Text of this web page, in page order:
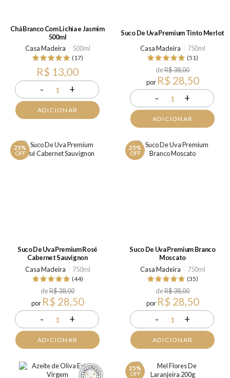
Chá Branco Com Lichia e Jasmim
500ml
Casa Madeira
500ml
(17)
R$ 13,00
- 1 +
ADICIONAR
Suco De Uva Premium Tinto Merlot
Casa Madeira
750ml
(51)
deR$ 38,00
por R$ 28,50
- 1 +
ADICIONAR
25%
OFF
Suco De Uva Premium Rosé
Cabernet Sauvignon
Casa Madeira
750ml
(44)
deR$ 38,00
por R$ 28,50
- 1 +
ADICIONAR
25%
OFF
Suco De Uva Premium Branco
Moscato
Casa Madeira
750ml
(35)
deR$ 38,00
por R$ 28,50
- 1 +
ADICIONAR
25%
OFF